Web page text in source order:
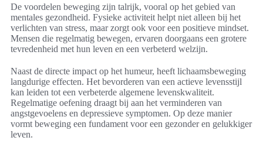
De voordelen beweging zijn talrijk, vooral op het gebied van
mentales gezondheid. Fysieke activiteit helpt niet alleen bij het
verlichten van stress, maar zorgt ook voor een positieve mindset.
Mensen die regelmatig bewegen, ervaren doorgaans een grotere
tevredenheid met hun leven en een verbeterd welzijn.
Naast de directe impact op het humeur, heeft lichaamsbeweging
langdurige effecten. Het bevorderen van een actieve levensstijl
kan leiden tot een verbeterde algemene levenskwaliteit.
Regelmatige oefening draagt bij aan het verminderen van
angstgevoelens en depressieve symptomen. Op deze manier
vormt beweging een fundament voor een gezonder en gelukkiger
leven.